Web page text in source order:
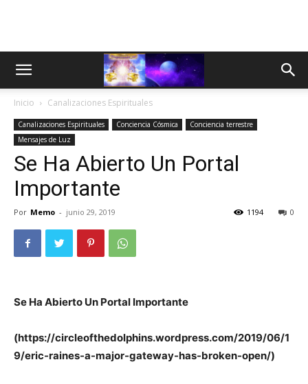
Inicio Canalizaciones Espirituales
Canalizaciones Espirituales Conciencia Cósmica
Conciencia terrestre
Mensajes de Luz
Se Ha Abierto Un Portal
Importante
Por Memo - junio 29, 2019 0
1194
Se Ha Abierto Un Portal Importante
(https://circleofthedolphins.wordpress.com/2019/06/1
9/eric-raines-a-major-gateway-has-broken-open/)